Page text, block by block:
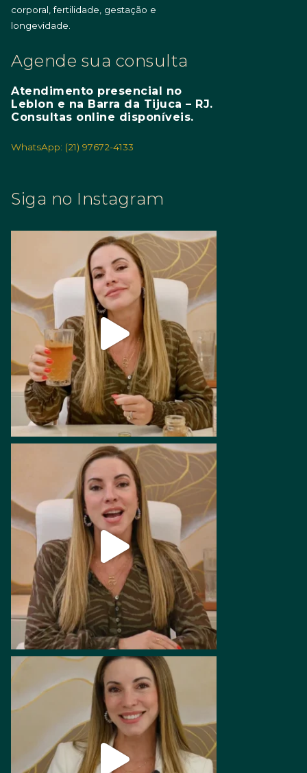
corporal, fertilidade, gestação e
longevidade.
Agende sua consulta
Atendimento presencial no
Leblon e na Barra da Tijuca – RJ.
Consultas online disponíveis.
WhatsApp: (21) 97672-4133
Siga no Instagram